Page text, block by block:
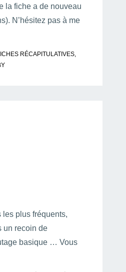
la fiche a de nouveau
N’hésitez pas à me
RÉCAPITULATIVES
plus fréquents,
un recoin de
basique … Vous